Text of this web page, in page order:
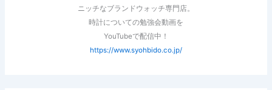
ニッチなブランドウォッチ専門店。
時計についての勉強会動画を
YouTubeで配信中！
https://www.syohbido.co.jp/